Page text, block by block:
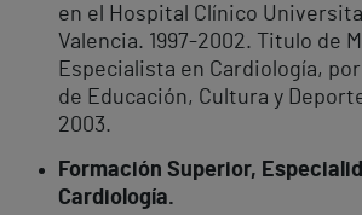
en el Hospital Clínico
Valencia. 1997-2002. Titulo de
Especialista en Cardiología,
de Educación, Cultura y
2003.
Formación Superior,
Cardiología.